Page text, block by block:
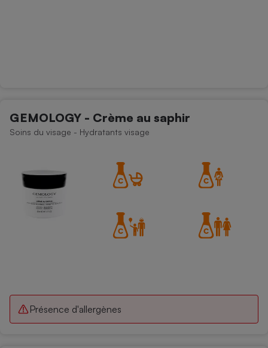
GEMOLOGY - Crème au saphir
Soins du visage - Hydratants visage
Présence d'allergènes